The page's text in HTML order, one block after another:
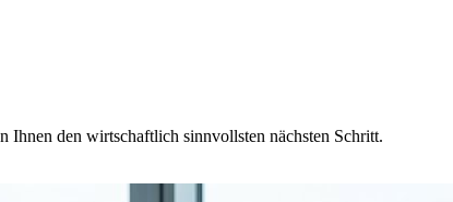
Ihnen den wirtschaftlich sinnvollsten nächsten Schritt.